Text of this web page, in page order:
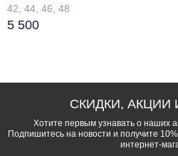
42, 44, 46, 48
5 500
СКИДКИ, АКЦИИ
Хотите первым узнавать о наших
Подпишитесь на новости и получите
интернет-